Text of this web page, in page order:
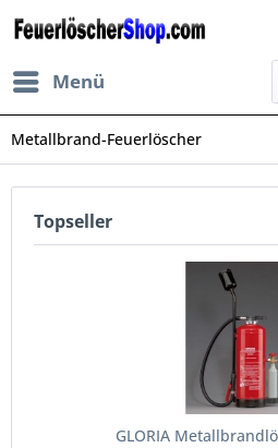
Menü
Metallbrand-Feuerlöscher
Topseller
GLORIA